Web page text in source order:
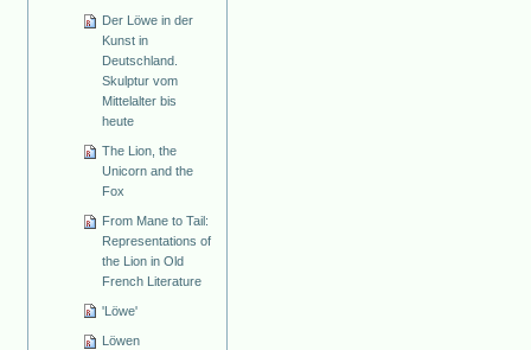
Der Löwe in der
Kunst in
Deutschland.
Skulptur vom
Mittelalter bis
heute
The Lion, the
Unicorn and the
Fox
From Mane to Tail:
Representations of
the Lion in Old
French Literature
'Löwe'
Löwen